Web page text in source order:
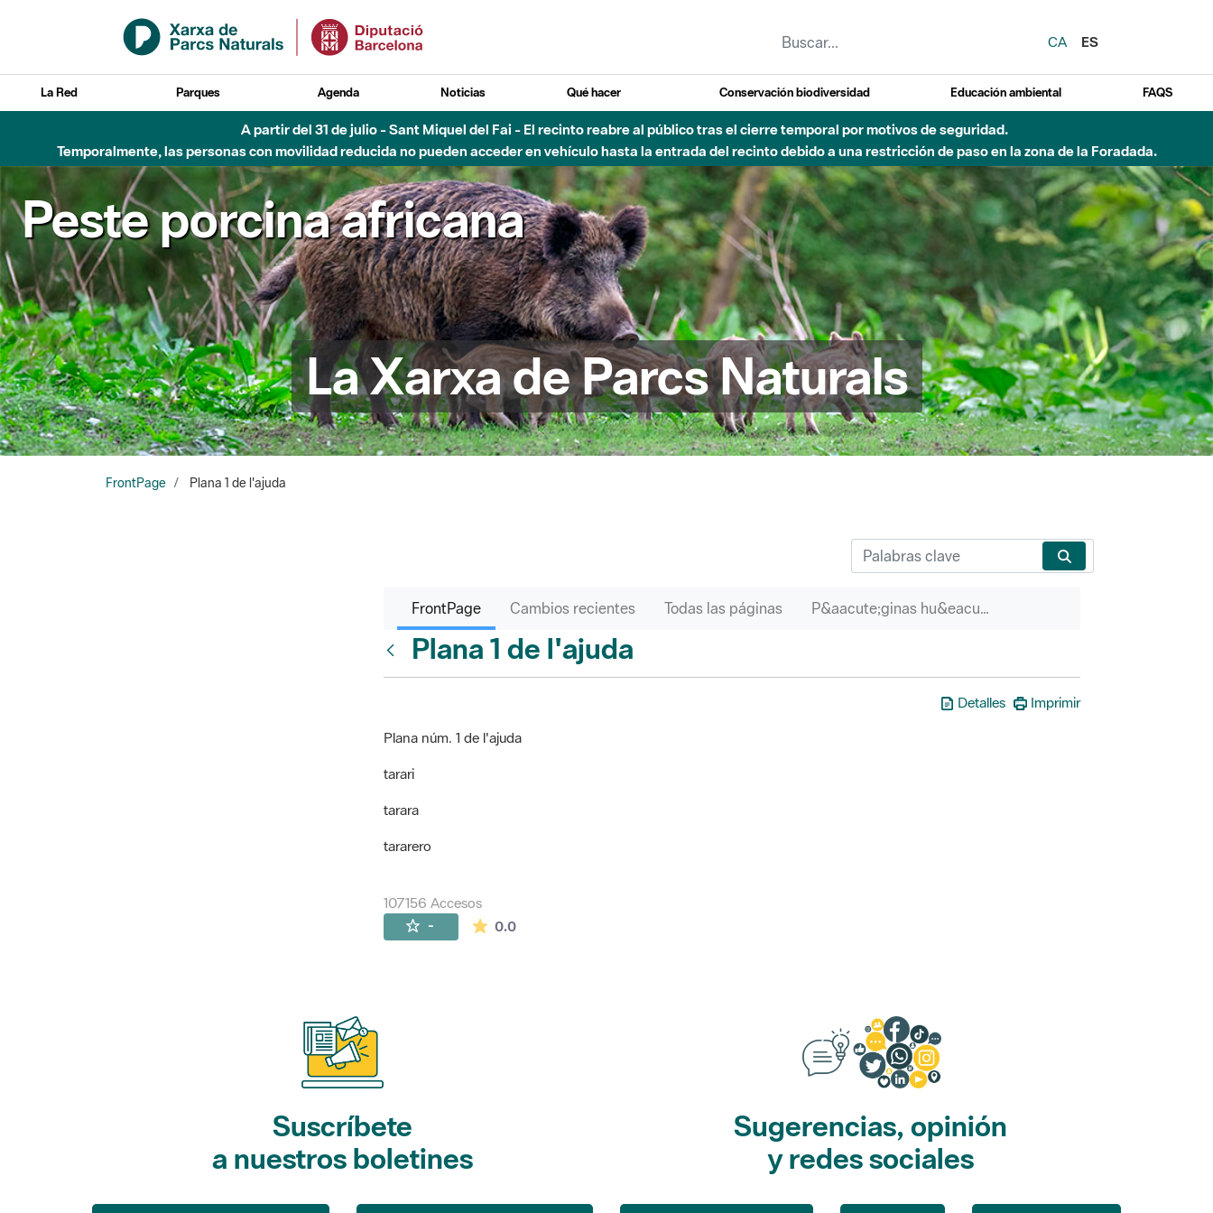
Saltar al contenido principal
CA
ES
La Red Parques Agenda Noticias Qué hacer Conservación biodiversidad Educación ambiental FAQS
A partir del 31 de julio - Sant Miquel del Fai - El recinto reabre al público tras el cierre temporal por motivos de seguridad.
Temporalmente, las personas con movilidad reducida no pueden acceder en vehículo hasta la entrada del recinto debido a una restricción de paso en la zona de la Foradada.
Peste porcina africana
La Xarxa de Parcs Naturals
FrontPage Plana 1 de l'ajuda
FrontPage Cambios recientes Todas las páginas P&aacute;ginas hu&eacute;rfanas
Plana 1 de l'ajuda
Detalles
Imprimir
Plana núm. 1 de l'ajuda
tarari
tarara
tararero
107156 Accesos
- 0.0La valoración media es de 0 estrellas de 5.
Suscríbete
a nuestros boletines
Sugerencias, opinión
y redes sociales